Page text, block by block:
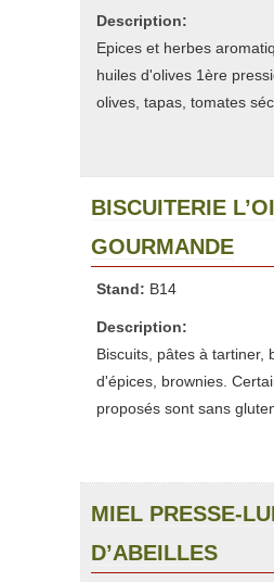
Description:
Epices et herbes
huiles d'olives 1ère
olives, tapas, tomates
BISCUITERIE
GOURMANDE
Stand: B14
Description:
Biscuits, pâtes à tartiner,
d'épices, brownies.
proposés sont sans
MIEL PRESSE-
D’ABEILLES